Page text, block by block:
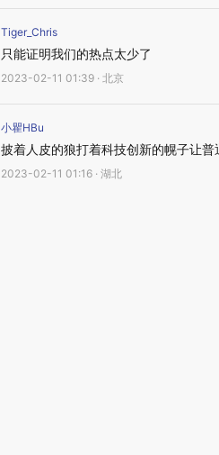
Tiger_Chris
只能证明我们的热点太少了
2023-02-11 01:39 · 北京
小瞿HBu
披着人皮的狼打着科技创新的幌子让
2023-02-11 01:16 · 湖北